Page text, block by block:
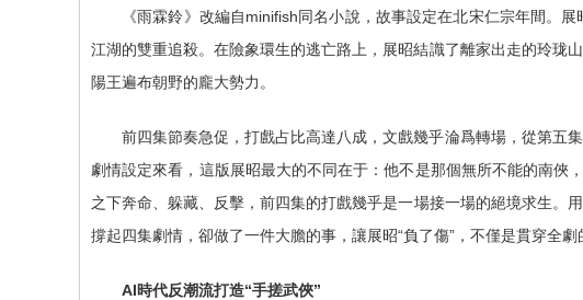
《雨霖鈴》改編自minifish同名小說，故事設定在北宋仁宗年間。
江湖的雙重追殺。在險象環生的逃亡路上，展昭結識了離家出走的玲珑
陽王遍布朝野的龐大勢力。
前四集節奏急促，打戲占比高達八成，文戲幾乎淪爲轉場，從第五
劇情設定來看，這版展昭最大的不同在于：他不是那個無所不能的南俠
之下奔命、躲藏、反擊，前四集的打戲幾乎是一場接一場的絕境求生。
撐起四集劇情，卻做了一件大膽的事，讓展昭“負了傷”，不僅是貫穿全
AI時代反潮流打造“手搓武俠”